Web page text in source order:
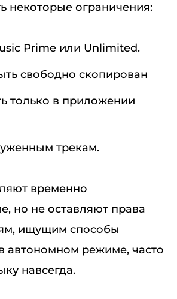
некоторые ограничения:
Prime или Unlimited.
свободно скопирован
только в приложении
трекам.
временно
но не оставляют права
ищущим способы
автономном режиме, часто
навсегда.